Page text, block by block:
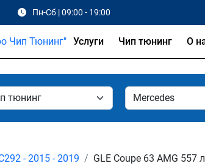
Пн-Сб | 09:00 - 19:00
Услуги Чип тюнинг О
- 2015 - 2019 GLE Coupe 63 AMG 557